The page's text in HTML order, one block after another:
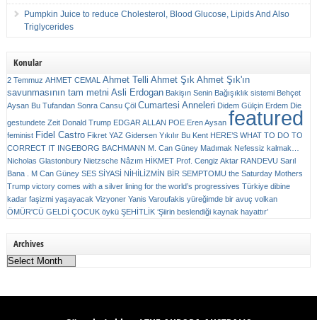
Pumpkin Juice to reduce Cholesterol, Blood Glucose, Lipids And Also
Triglycerides
Konular
2 Temmuz AHMET CEMAL Ahmet Telli Ahmet Şık Ahmet Şık'ın
savunmasının tam metni Asli Erdogan Bakişın Senin Bağışıklık sistemi Behçet
Aysan Bu Tufandan Sonra Cansu Çöl Cumartesi Anneleri Didem Gülçin Erdem Die
gestundete Zeit Donald Trump EDGAR ALLAN POE Eren Aysan featured
feminist Fidel Castro Fikret YAZ Gidersen Yıkılır Bu Kent HERE’S WHAT TO DO TO
CORRECT IT INGEBORG BACHMANN M. Can Güney Madımak Nefessiz kalmak…
Nicholas Glastonbury Nietzsche Nâzım HİKMET Prof. Cengiz Aktar RANDEVU Sarıl
Bana . M Can Güney SES SİYASİ NİHİLİZMİN BİR SEMPTOMU the Saturday Mothers
Trump victory comes with a silver lining for the world’s progressives Türkiye dibine
kadar faşizmi yaşayacak Vizyoner Yanis Varoufakis yüreğimde bir avuç volkan
ÖMÜR'CÜ GELDİ ÇOCUK öykü ŞEHİTLİK ‘Şiirin beslendiği kaynak hayattır’
Archives
Archives